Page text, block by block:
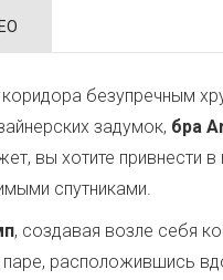
безупречным
задумок, бра
вы хотите
спутниками.
, создавая возле себя
паре, расположившись